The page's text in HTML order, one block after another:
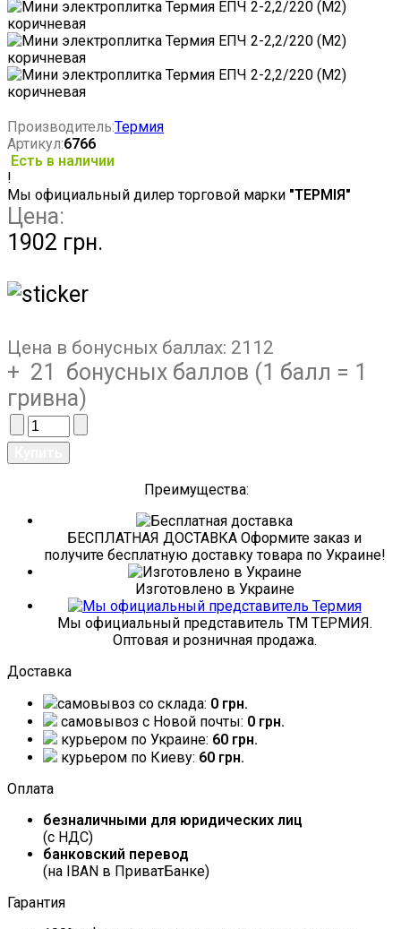
Производитель:Термия
Артикул:6766
Есть в наличии
!
Мы официальный дилер торговой марки "ТЕРМІЯ"
Цена:
1902 грн.
Цена в бонусных баллах: 2112
+ 21 бонусных баллов (1 балл = 1
гривна)
Преимущества:
БЕСПЛАТНАЯ ДОСТАВКА Оформите заказ и
получите бесплатную доставку товара по Украине!
Изготовлено в Украине
Мы официальный представитель ТМ ТЕРМИЯ.
Оптовая и розничная продажа.
Доставка
самовывоз со склада: 0 грн.
самовывоз c Новой почты: 0 грн.
курьером по Украине: 60 грн.
курьером по Киеву: 60 грн.
Оплата
безналичными для юридических лиц
(с НДС)
банковский перевод
(на IBAN в ПриватБанке)
Гарантия